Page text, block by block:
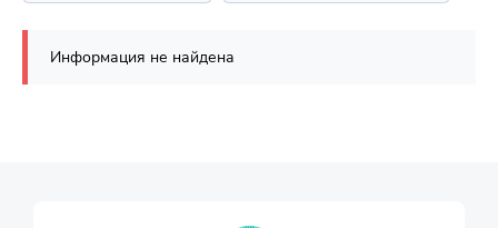
Информация не найдена